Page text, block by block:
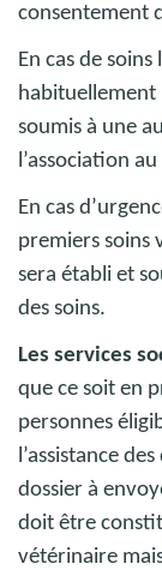
consentement
En cas de
habituellement
soumis à une
l’association
En cas
premiers soins
sera établi et
des soins.
Les services
que ce soit en
personnes
l’assistance
dossier à
doit être
vétérinaire